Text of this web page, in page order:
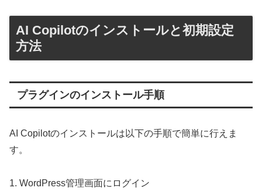
AI Copilotのインストールと初期設定
方法
プラグインのインストール手順
AI Copilotのインストールは以下の手順で簡単に行えま
す。
1. WordPress管理画面にログイン